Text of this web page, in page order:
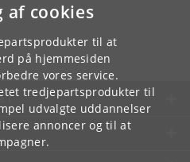
af cookies
til at
på hjemmesiden
vores service.
tredjepartsprodukter til
udvalgte uddannelser
annoncer og til at